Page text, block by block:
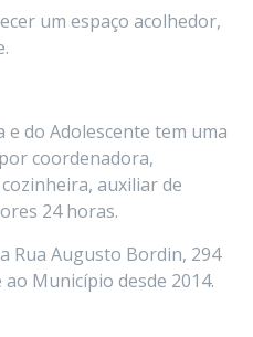
um espaço acolhedor,
e do Adolescente tem uma
coordenadora,
auxiliar de
24 horas.
Rua Augusto Bordin, 294
Município desde 2014.